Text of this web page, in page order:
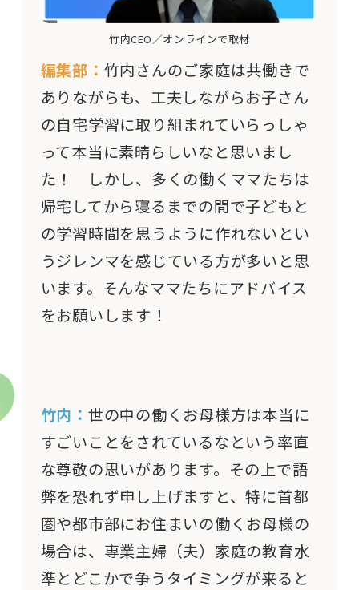
竹内CEO／オンラインで取材
編集部： 竹内さんのご家庭は共働きで
ありながらも、工夫しながらお子さん
の自宅学習に取り組まれていらっしゃ
って本当に素晴らしいなと思いまし
た！ しかし、多くの働くママたちは
帰宅してから寝るまでの間で子どもと
の学習時間を思うように作れないとい
うジレンマを感じている方が多いと思
います。そんなママたちにアドバイス
をお願いします！
竹内： 世の中の働くお母様方は本当に
すごいことをされているなという率直
な尊敬の思いがあります。その上で語
弊を恐れず申し上げますと、特に首都
圏や都市部にお住まいの働くお母様の
場合は、専業主婦（夫）家庭の教育水
準とどこかで争うタイミングが来ると